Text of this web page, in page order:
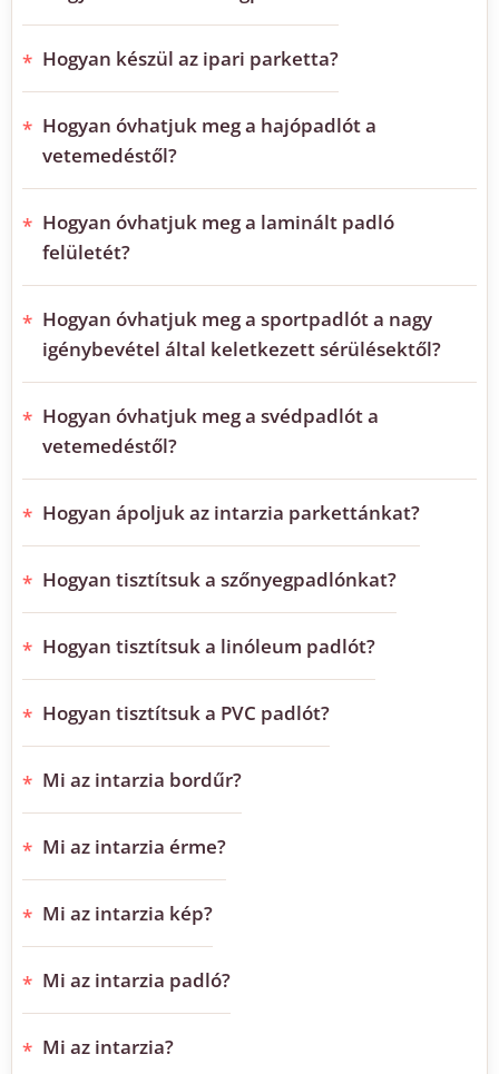
Hogyan készül az ipari parketta?
Hogyan óvhatjuk meg a hajópadlót a
vetemedéstől?
Hogyan óvhatjuk meg a laminált padló
felületét?
Hogyan óvhatjuk meg a sportpadlót a nagy
igénybevétel által keletkezett sérülésektől?
Hogyan óvhatjuk meg a svédpadlót a
vetemedéstől?
Hogyan ápoljuk az intarzia parkettánkat?
Hogyan tisztítsuk a szőnyegpadlónkat?
Hogyan tisztítsuk a linóleum padlót?
Hogyan tisztítsuk a PVC padlót?
Mi az intarzia bordűr?
Mi az intarzia érme?
Mi az intarzia kép?
Mi az intarzia padló?
Mi az intarzia?